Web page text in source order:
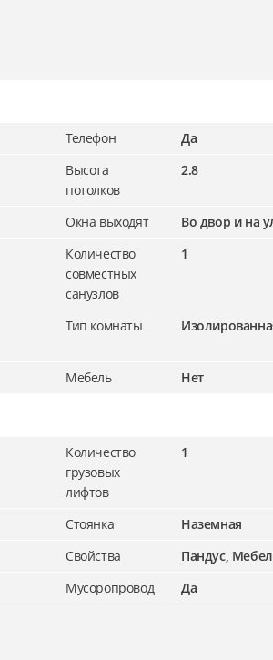
Телефон
Да
Высота
потолков
2.8
Окна выходят
Во двор и на
Количество
совместных
санузлов
1
Тип комнаты
Мебель Нет
Количество
грузовых
лифтов
1
Стоянка
Наземная
Свойства
Пандус,
Мусоропровод
Да